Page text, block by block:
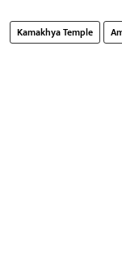
Kamakhya Temple